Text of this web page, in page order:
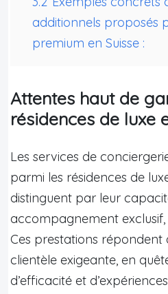
additionnels proposés
premium en Suisse :
Attentes haut de
résidences de luxe
Les services de
parmi les résidences de
distinguent par leur
accompagnement exclusif,
Ces prestations répondent
clientèle exigeante, en
d’efficacité et